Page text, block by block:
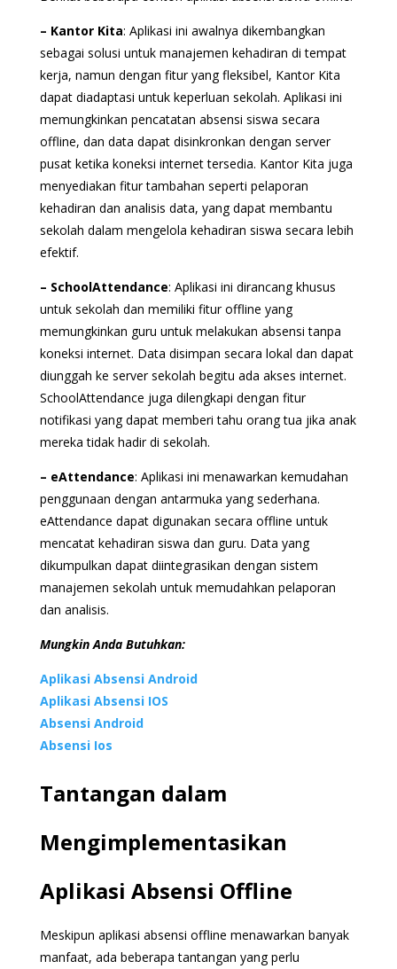
– Kantor Kita: Aplikasi ini awalnya dikembangkan
sebagai solusi untuk manajemen kehadiran di tempat
kerja, namun dengan fitur yang fleksibel, Kantor Kita
dapat diadaptasi untuk keperluan sekolah. Aplikasi ini
memungkinkan pencatatan absensi siswa secara
offline, dan data dapat disinkronkan dengan server
pusat ketika koneksi internet tersedia. Kantor Kita juga
menyediakan fitur tambahan seperti pelaporan
kehadiran dan analisis data, yang dapat membantu
sekolah dalam mengelola kehadiran siswa secara lebih
efektif.
– SchoolAttendance: Aplikasi ini dirancang khusus
untuk sekolah dan memiliki fitur offline yang
memungkinkan guru untuk melakukan absensi tanpa
koneksi internet. Data disimpan secara lokal dan dapat
diunggah ke server sekolah begitu ada akses internet.
SchoolAttendance juga dilengkapi dengan fitur
notifikasi yang dapat memberi tahu orang tua jika anak
mereka tidak hadir di sekolah.
– eAttendance: Aplikasi ini menawarkan kemudahan
penggunaan dengan antarmuka yang sederhana.
eAttendance dapat digunakan secara offline untuk
mencatat kehadiran siswa dan guru. Data yang
dikumpulkan dapat diintegrasikan dengan sistem
manajemen sekolah untuk memudahkan pelaporan
dan analisis.
Mungkin Anda Butuhkan:
Aplikasi Absensi Android
Aplikasi Absensi IOS
Absensi Android
Absensi Ios
Tantangan dalam
Mengimplementasikan
Aplikasi Absensi Offline
Meskipun aplikasi absensi offline menawarkan banyak
manfaat, ada beberapa tantangan yang perlu